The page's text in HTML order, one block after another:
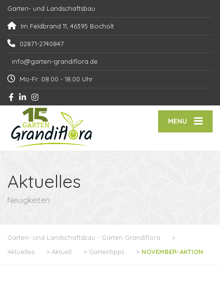
Garten- und Landschaftsbau
Im Feldbrand 11, 46395 Bocholt
02871-2740847
info@garten-grandiflora.de
Mo-Fr: 08:00 - 18:00 Uhr
MENU
Aktuelles
Neuigkeiten
Garten- und Landschaftsbau - Garten Grandiflora
>
Aktuelles
> Aktuell > Gartentipps > NOVEMBER-AKTION